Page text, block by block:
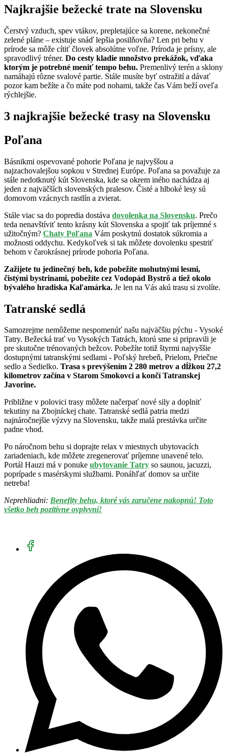
Najkrajšie bežecké trate na Slovensku
Čerstvý vzduch, spev vtákov, prepletajúce sa korene, nekonečné
zelené pláne – existuje snáď lepšia posilňovňa? Len pri behu v
prírode sa môže cítiť človek absolútne voľne. Príroda je prísny, ale
spravodlivý tréner. Do cesty kladie množstvo prekážok, vďaka
ktorým je potrebné meniť tempo behu. Premenlivý terén a sklony
namáhajú rôzne svalové partie. Stále musíte byť ostražití a dávať
pozor kam bežíte a čo máte pod nohami, takže čas Vám beží oveľa
rýchlejšie.
3 najkrajšie bežecké trasy na Slovensku
Poľana
Básnikmi ospevované pohorie Poľana je najvyššou a
najzachovalejšou sopkou v Strednej Európe. Poľana sa považuje za
stále nedotknutý kút Slovenska, kde sa okrem iného nachádza aj
jeden z najväčších slovenských pralesov. Čisté a hlboké lesy sú
domovom vzácnych rastlín a zvierat.
Stále viac sa do popredia dostáva dovolenka na Slovensku. Prečo
teda nenavštíviť tento krásny kút Slovenska a spojiť tak príjemné s
užitočným? Chaty Poľana Vám poskytnú dostatok súkromia a
možnosti oddychu. Kedykoľvek si tak môžete dovolenku spestriť
behom v čarokrásnej prírode pohoria Poľana.
Zažijete tu jedinečný beh, kde pobežíte mohutnými lesmi,
čistými bystrinami, pobežíte cez Vodopád Bystrô a tiež okolo
bývalého hradiska Kaľamárka. Je len na Vás akú trasu si zvolíte.
Tatranské sedlá
Samozrejme nemôžeme nespomenúť našu najväčšiu pýchu - Vysoké
Tatry. Bežecká trať vo Vysokých Tatrách, ktorú sme si pripravili je
pre skutočne trénovaných bežcov. Pobežíte totiž štyrmi najvyššie
dostupnými tatranskými sedlami - Poľský hrebeň, Prielom, Priečne
sedlo a Sedielko. Trasa s prevýšením 2 280 metrov a dĺžkou 27,2
kilometrov začína v Starom Smokovci a končí Tatranskej
Javorine.
Približne v polovici trasy môžete načerpať nové sily a doplniť
tekutiny na Zbojníckej chate. Tatranské sedlá patria medzi
najnáročnejšie výzvy na Slovensku, takže malá prestávka určite
padne vhod.
Po náročnom behu si doprajte relax v miestnych ubytovacích
zariadeniach, kde môžete zregenerovať príjemne unavené telo.
Portál Hauzi má v ponuke ubytovanie Tatry so saunou, jacuzzi,
poprípade s masérskymi službami. Ponáhľať domov sa určite
netreba!
Neprehliadni: Benefity behu, ktoré vás zaručene nakopnú! Toto
všetko beh pozitívne ovplyvní!